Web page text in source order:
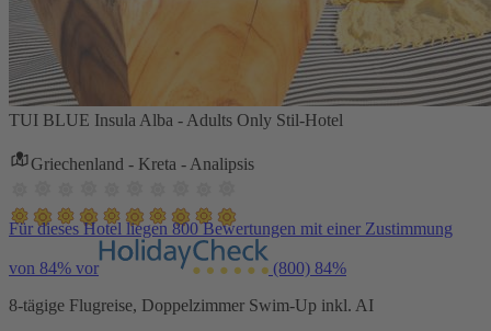
TUI BLUE Insula Alba - Adults Only Stil-Hotel
Griechenland - Kreta - Analipsis
Für dieses Hotel liegen 800 Bewertungen mit einer Zustimmung
von 84% vor (800) 84%
8-tägige Flugreise, Doppelzimmer Swim-Up inkl. AI